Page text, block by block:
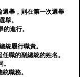
選舉，則在第一次選舉
舉。
進行。
統履行職責。
職的副總統的姓名。
職務。